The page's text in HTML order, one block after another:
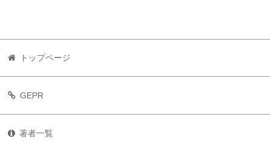
トップページ
GEPR
著者一覧